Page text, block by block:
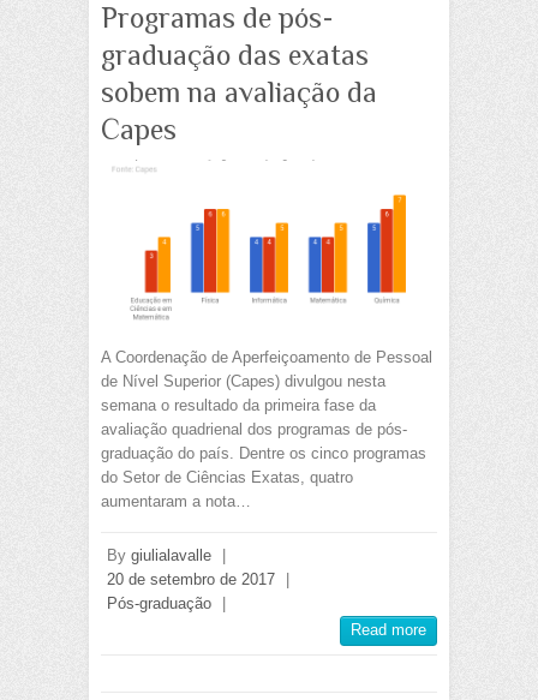
Programas de pós-
graduação das exatas
sobem na avaliação da
Capes
A Coordenação de Aperfeiçoamento de Pessoal
de Nível Superior (Capes) divulgou nesta
semana o resultado da primeira fase da
avaliação quadrienal dos programas de pós-
graduação do país. Dentre os cinco programas
do Setor de Ciências Exatas, quatro
aumentaram a nota…
By giulialavalle
20 de setembro de 2017
Pós-graduação
Read more